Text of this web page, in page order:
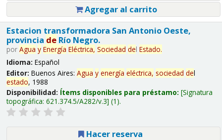
Agregar al carrito
Estacion transformadora San Antonio Oeste,
provincia deRío Negro.
por Agua y Energía Eléctrica, Sociedad del Estado.
Idioma: Español
Editor: Buenos Aires: Agua y energía eléctrica, sociedad del
estado, 1988
Disponibilidad: Ítems disponibles para préstamo: Signatura
topográfica: 621.374.5/A282/v.3 (1).
Hacer reserva